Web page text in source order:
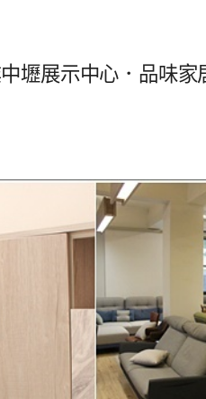
壢展示中心．品味